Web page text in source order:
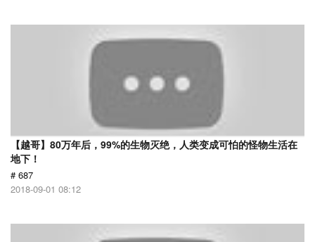
【越哥】80万年后，99%的生物灭绝，人类变成可怕的怪物生活在
地下！
# 687
2018-09-01 08:12